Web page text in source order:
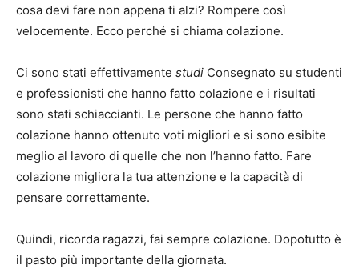
cosa devi fare non appena ti alzi? Rompere così
velocemente. Ecco perché si chiama colazione.
Ci sono stati effettivamente studi Consegnato su studenti
e professionisti che hanno fatto colazione e i risultati
sono stati schiaccianti. Le persone che hanno fatto
colazione hanno ottenuto voti migliori e si sono esibite
meglio al lavoro di quelle che non l’hanno fatto. Fare
colazione migliora la tua attenzione e la capacità di
pensare correttamente.
Quindi, ricorda ragazzi, fai sempre colazione. Dopotutto è
il pasto più importante della giornata.